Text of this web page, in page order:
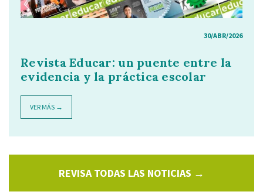
30/ABR/2026
Revista Educar: un puente entre la
evidencia y la práctica escolar
VER MÁS →
REVISA TODAS LAS NOTICIAS →